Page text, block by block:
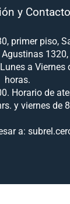
y Contacto
primer piso,
a Viernes
horas.
Horario de
y viernes de
a: